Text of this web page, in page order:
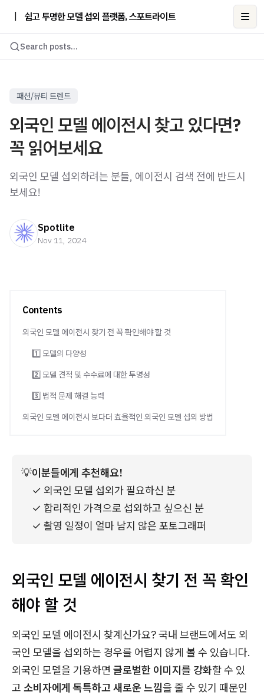
쉽고 투명한 모델 섭외 플랫폼, 스포트라이트
Search posts...
패션/뷰티 트렌드
외국인 모델 에이전시 찾고 있다면?
꼭 읽어보세요
외국인 모델 섭외하려는 분들, 에이전시 검색 전에 반드시
보세요!
Spotlite
Nov 11, 2024
Contents
외국인 모델 에이전시 찾기 전 꼭 확인해야 할 것
1️⃣ 모델의 다양성
2️⃣ 모델 견적 및 수수료에 대한 투명성
3️⃣ 법적 문제 해결 능력
외국인 모델 에이전시 보다더 효율적인 외국인 모델 섭외 방법
💡이분들에게 추천해요!
✓ 외국인 모델 섭외가 필요하신 분
✓ 합리적인 가격으로 섭외하고 싶으신 분
✓ 촬영 일정이 얼마 남지 않은 포토그래퍼
외국인 모델 에이전시 찾기 전 꼭 확인
해야 할 것
외국인 모델 에이전시 찾계신가요? 국내 브랜드에서도 외
국인 모델을 섭외하는 경우를 어렵지 않게 볼 수 있습니다.
외국인 모델을 기용하면 글로벌한 이미지를 강화할 수 있
고 소비자에게 독특하고 새로운 느낌을 줄 수 있기 때문인